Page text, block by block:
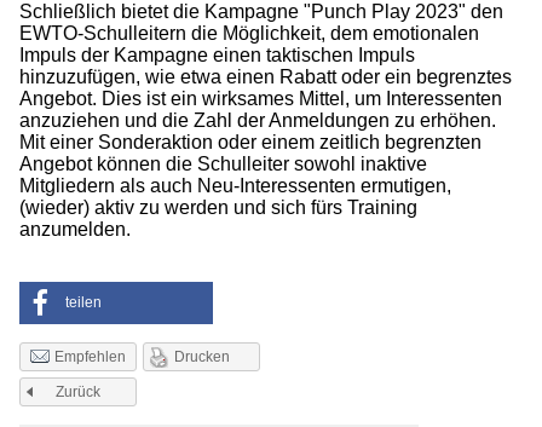
Schließlich bietet die Kampagne "Punch Play 2023" den
EWTO-Schulleitern die Möglichkeit, dem emotionalen
Impuls der Kampagne einen taktischen Impuls
hinzuzufügen, wie etwa einen Rabatt oder ein begrenztes
Angebot. Dies ist ein wirksames Mittel, um Interessenten
anzuziehen und die Zahl der Anmeldungen zu erhöhen.
Mit einer Sonderaktion oder einem zeitlich begrenzten
Angebot können die Schulleiter sowohl inaktive
Mitgliedern als auch Neu-Interessenten ermutigen,
(wieder) aktiv zu werden und sich fürs Training
anzumelden.
teilen
Empfehlen Drucken
Zurück